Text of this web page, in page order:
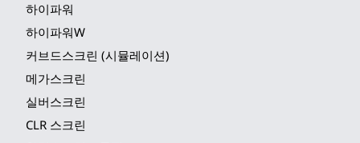
하이파워
하이파워W
커브드스크린 (시뮬레이션)
메가스크린
실버스크린
CLR 스크린